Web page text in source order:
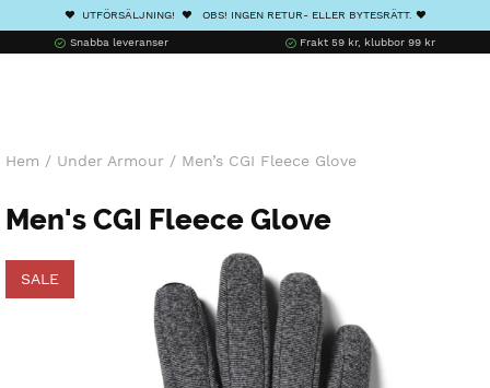
❤️ UTFÖRSÄLJNING! ❤️ OBS! INGEN RETUR- ELLER BYTESRÄTT. ❤️
Snabba leveranser Frakt 59 kr, klubbor 99 kr
Hem / Under Armour / Men’s CGI Fleece Glove
Men's CGI Fleece Glove
SALE